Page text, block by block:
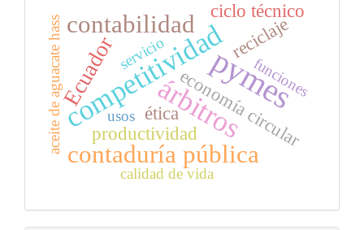
pymes
árbitros
competitividad
contaduría pública
contabilidad
Ecuador economía circular
ciclo técnico
reciclaje
productividad
ética
calidad de vida
aceite de aguacate hass funciones
usos
servicio